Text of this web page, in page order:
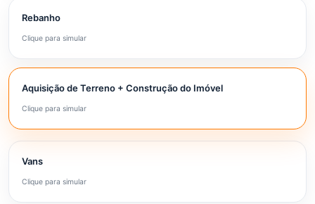
Rebanho
Clique para simular
Aquisição de Terreno + Construção do Imóvel
Clique para simular
Vans
Clique para simular